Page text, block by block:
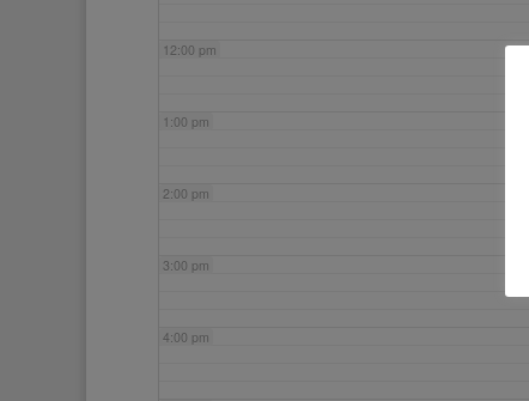
12:00 pm
1:00 pm
2:00 pm
3:00 pm
4:00 pm